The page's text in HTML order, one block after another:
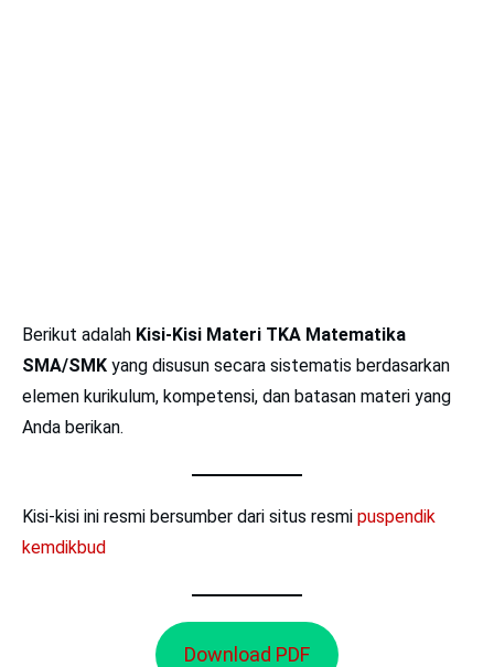
Berikut adalah Kisi-Kisi Materi TKA Matematika
SMA/SMK yang disusun secara sistematis berdasarkan
elemen kurikulum, kompetensi, dan batasan materi yang
Anda berikan.
Kisi-kisi ini resmi bersumber dari situs resmi puspendik
kemdikbud
Download PDF